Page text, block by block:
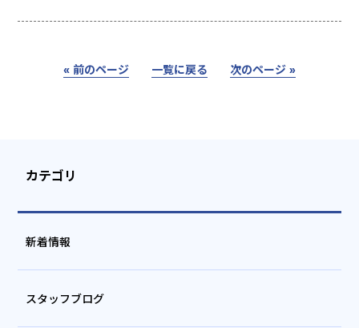
« 前のページ 一覧に戻る 次のページ »
カテゴリ
新着情報
スタッフブログ